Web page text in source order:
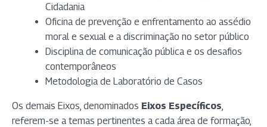
Cidadania
Oficina de prevenção e enfrentamento ao assédio
moral e sexual e a discriminação no setor público
Disciplina de comunicação pública e os desafios
contemporâneos
Metodologia de Laboratório de Casos
Os demais Eixos, denominados Eixos Específicos
referem-se a temas pertinentes a cada área de formação,